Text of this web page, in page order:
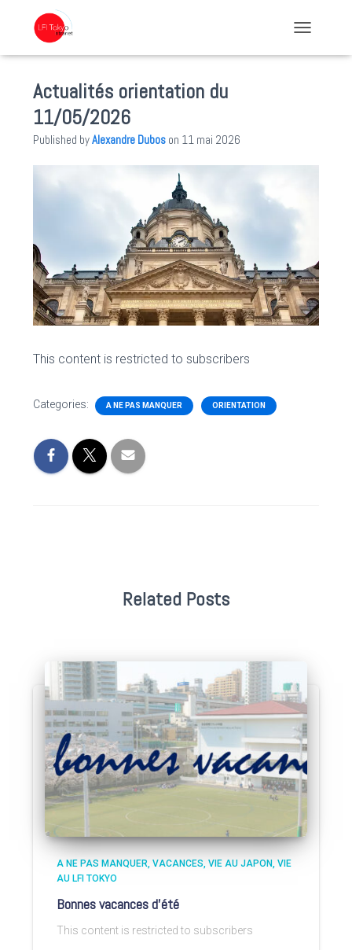
Actualités orientation du
11/05/2026
Published byAlexandre Dubos on 11 mai 2026
This content is restricted to subscribers
Categories: A NE PAS MANQUER ORIENTATION
Related Posts
A NE PAS MANQUER VACANCES VIE AU JAPON VIE
AU LFI TOKYO
Bonnes vacances d’été
This content is restricted to subscribers